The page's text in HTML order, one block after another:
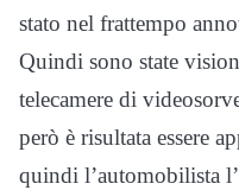
stato nel frattempo
Quindi sono state
telecamere di
però è risultata essere
quindi l’automobilista